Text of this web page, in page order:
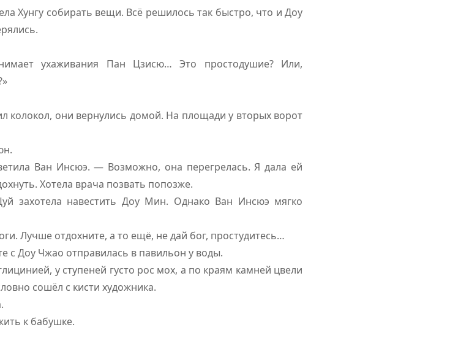
Хунгу собирать вещи. Всё решилось так быстро, что и Доу
ухаживания Пан Цзисю… Это простодушие? Или,
колокол, они вернулись домой. На площади у вторых ворот
Ван Инсюэ. — Возможно, она перегрелась. Я дала ей
Хотела врача позвать попозже.
захотела навестить Доу Мин. Однако Ван Инсюэ мягко
Лучше отдохните, а то ещё, не дай бог, простудитесь…
с Доу Чжао отправилась в павильон у воды.
у ступеней густо рос мох, а по краям камней цвели
сошёл с кисти художника.
к бабушке.